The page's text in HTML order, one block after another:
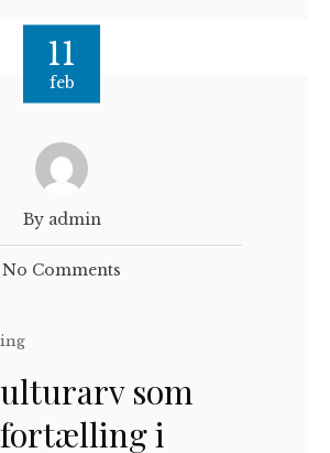
11
feb
By admin
No Comments
som
fortælling i